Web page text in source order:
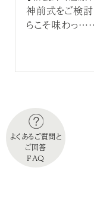
神前式をご検
らこそ味わっ
よくあるご質問と
ご回答
FAQ